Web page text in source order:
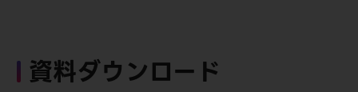
資料ダウンロード